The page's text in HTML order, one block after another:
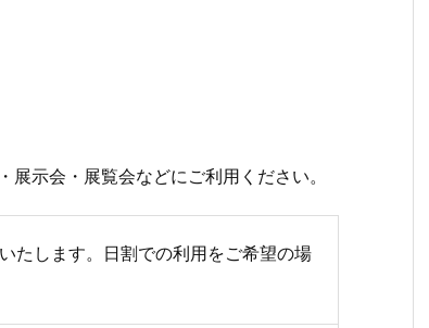
示会・展覧会などにご利用ください。
たします。日割での利用をご希望の場